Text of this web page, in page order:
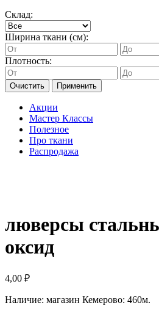
Склад:
Ширина ткани (см):
Плотность:
Очистить Применить
Акции
Мастер Классы
Полезное
Про ткани
Распродажа
люверсы
оксид
4,00 ₽
Наличие: магазин Кемерово: 460м.